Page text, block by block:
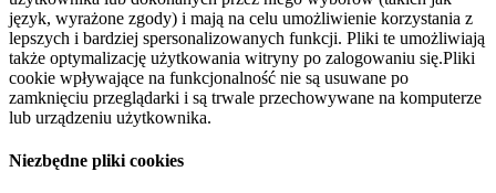
język, wyrażone zgody) i mają na celu umożliwienie korzystania z
lepszych i bardziej spersonalizowanych funkcji. Pliki te umożliwiają
także optymalizację użytkowania witryny po zalogowaniu się.Pliki
cookie wpływające na funkcjonalność nie są usuwane po
zamknięciu przeglądarki i są trwale przechowywane na komputerze
lub urządzeniu użytkownika.
Niezbędne pliki cookies